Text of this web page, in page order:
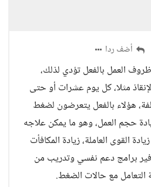
أضف ردا
العمل بالفعل تؤدي لذلك،
مثلا، كل يوم عشرات أو حتى
هؤلاء بالفعل يتعرضون لضغط
حجم العمل، وهو ما يمكن علاجه
القوى العاملة، زيادة المكافأت
برامج دعم نفسي وتدريب من
مع حالات الضغط.